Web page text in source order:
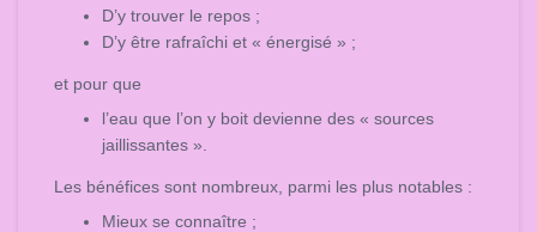
D’y trouver le repos ;
D’y être rafraîchi et « énergisé » ;
et pour que
l’eau que l’on y boit devienne des « sources
jaillissantes ».
Les bénéfices sont nombreux, parmi les plus notables :
Mieux se connaître ;